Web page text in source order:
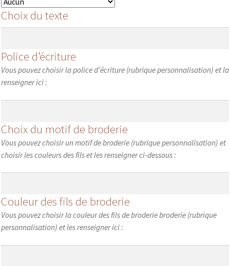
Choix du texte
Police d’écriture
Vous pouvez choisir la police d’écriture (rubrique personnalisation) et la
renseigner ici :
Choix du motif de broderie
Vous pouvez choisir un motif de broderie (rubrique personnalisation) et
choisir les couleurs des fils et les renseigner ci-dessous :
Couleur des fils de broderie
Vous pouvez choisir la couleur des fils de broderie broderie (rubrique
personnalisation) et les renseigner ici :